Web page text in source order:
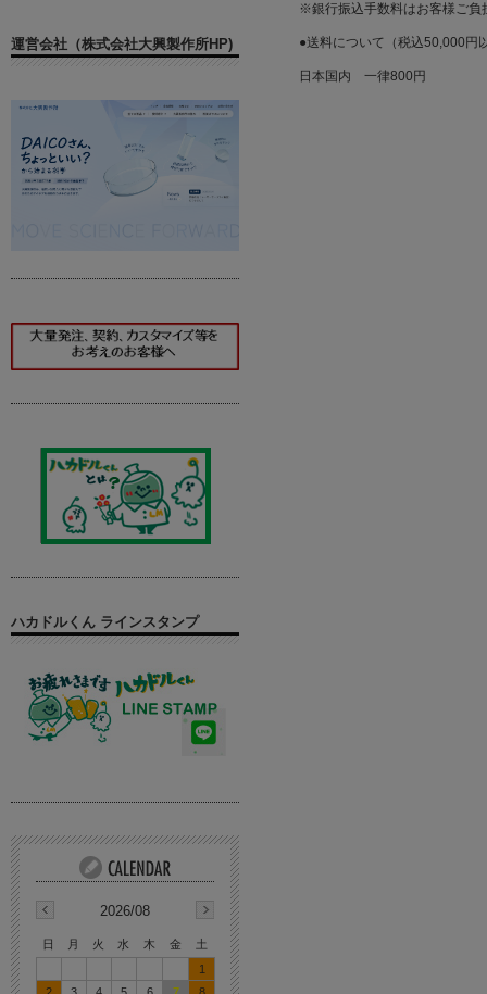
※銀行振込手数料はお客様ご負
●送料について（税込50,000円
日本国内 一律800円
運営会社（株式会社大興製作所HP)
ハカドルくん ラインスタンプ
2026/08
日 月 火 水 木 金
土
1